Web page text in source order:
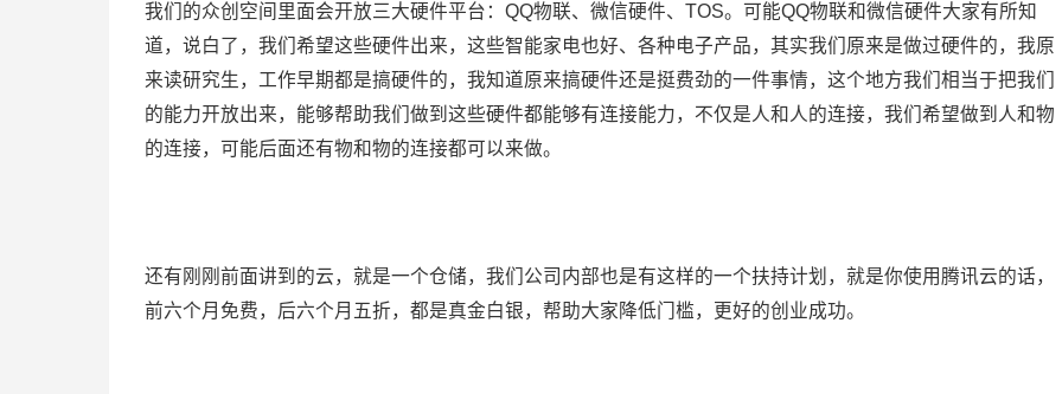
我们的众创空间里面会开放三大硬件平台：QQ物联、微信硬件、TOS。可能QQ物联和微信硬件大家有所知
道，说白了，我们希望这些硬件出来，这些智能家电也好、各种电子产品，其实我们原来是做过硬件的，我原
来读研究生，工作早期都是搞硬件的，我知道原来搞硬件还是挺费劲的一件事情，这个地方我们相当于把我们
的能力开放出来，能够帮助我们做到这些硬件都能够有连接能力，不仅是人和人的连接，我们希望做到人和物
的连接，可能后面还有物和物的连接都可以来做。
还有刚刚前面讲到的云，就是一个仓储，我们公司内部也是有这样的一个扶持计划，就是你使用腾讯云的话，
前六个月免费，后六个月五折，都是真金白银，帮助大家降低门槛，更好的创业成功。